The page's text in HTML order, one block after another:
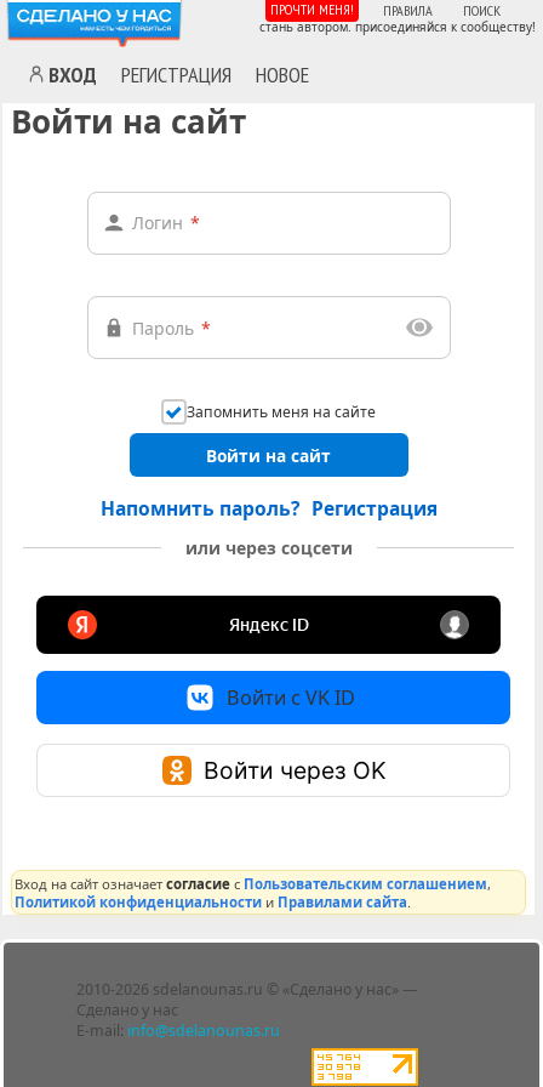
ВХОД РЕГИСТРАЦИЯ НОВОЕ
ПРОЧТИ МЕНЯ! ПРАВИЛА ПОИСК
стань автором. присоединяйся к сообществу!
Войти на сайт
Логин *
Пароль *
Запомнить меня на сайте
Войти на сайт
Напомнить пароль? Регистрация
или через соцсети
Войти с VK ID
Войти через OK
Вход на сайт означаетсогласие с Пользовательским соглашением,
Политикой конфиденциальности и Правилами сайта
2010-2026 sdelanounas.ru © «Сделано у нас» —
Сделано у нас
E-mail: info@sdelanounas.ru
Блоги
Люди
Политика